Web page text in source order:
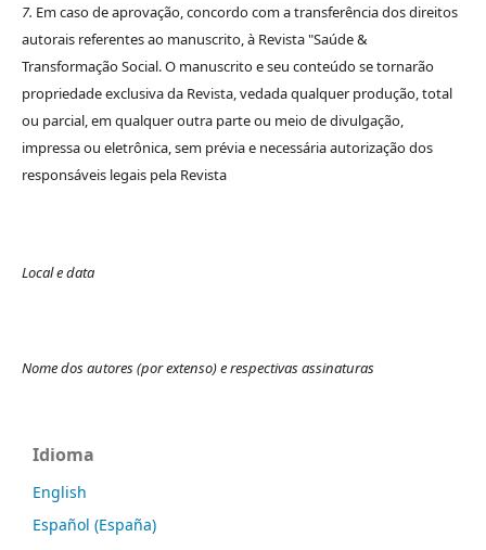
7. Em caso de aprovação, concordo com a transferência dos direitos
autorais referentes ao manuscrito, à Revista "Saúde &
Transformação Social. O manuscrito e seu conteúdo se tornarão
propriedade exclusiva da Revista, vedada qualquer produção, total
ou parcial, em qualquer outra parte ou meio de divulgação,
impressa ou eletrônica, sem prévia e necessária autorização dos
responsáveis legais pela Revista
Local e data
Nome dos autores (por extenso) e respectivas assinaturas
Idioma
English
Español (España)